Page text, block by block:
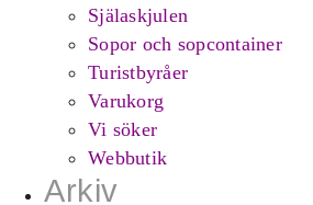
Själaskjulen
Sopor och sopcontainer
Turistbyråer
Varukorg
Vi söker
Webbutik
Arkiv